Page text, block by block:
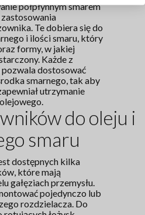
półpłynnym smarem
Te dobiera się do
i ilości smaru, który
formy, w jakiej
Każde z
dostosować
smarnego, tak aby
utrzymanie
do oleju i
smaru
dostępnych kilka
które mają
gałęziach przemysłu.
pojedynczo lub
rozdzielacza. Do